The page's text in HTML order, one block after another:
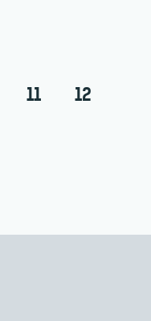
11 12